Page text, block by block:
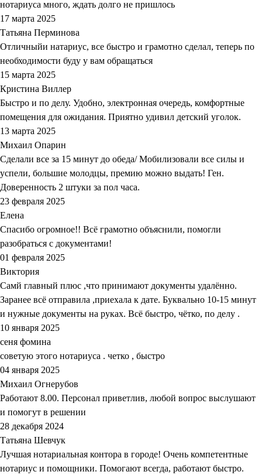
нотариуса много, ждать долго не пришлось
17 марта 2025
Татьяна Перминова
Отличныйи натариус, все быстро и грамотно сделал, теперь по
необходимости буду у вам обращаться
15 марта 2025
Кристина Виллер
Быстро и по делу. Удобно, электронная очередь, комфортные
помещения для ожидания. Приятно удивил детский уголок.
13 марта 2025
Михаил Опарин
Сделали все за 15 минут до обеда/ Мобилизовали все силы и
успели, большие молодцы, премию можно выдать! Ген.
Доверенность 2 штуки за пол часа.
23 февраля 2025
Елена
Спасибо огромное!! Всё грамотно объяснили, помогли
разобраться с документами!
01 февраля 2025
Виктория
Самй главный плюс ,что принимают документы удалённо.
Заранее всё отправила ,приехала к дате. Буквально 10-15 минут
и нужные документы на руках. Всё быстро, чётко, по делу .
10 января 2025
сеня фомина
советую этого нотариуса . четко , быстро
04 января 2025
Михаил Огнерубов
Работают 8.00. Персонал приветлив, любой вопрос выслушают
и помогут в решении
28 декабря 2024
Татьяна Шевчук
Лучшая нотариальная контора в городе! Очень компетентные
нотариус и помощники. Помогают всегда, работают быстро.